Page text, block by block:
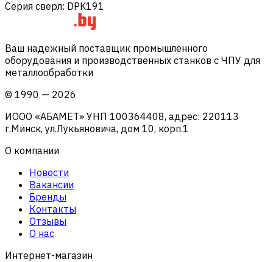
Серия сверл: DPK191
Ваш надежный поставщик промышленного
оборудования и производственных станков с ЧПУ для
металлообработки
© 1990 — 2026
ИООО «АБАМЕТ» УНП 100364408, адрес: 220113
г.Минск, ул.Лукьяновича, дом 10, корп.1
О компании
Новости
Вакансии
Бренды
Контакты
Отзывы
О нас
Интернет-магазин